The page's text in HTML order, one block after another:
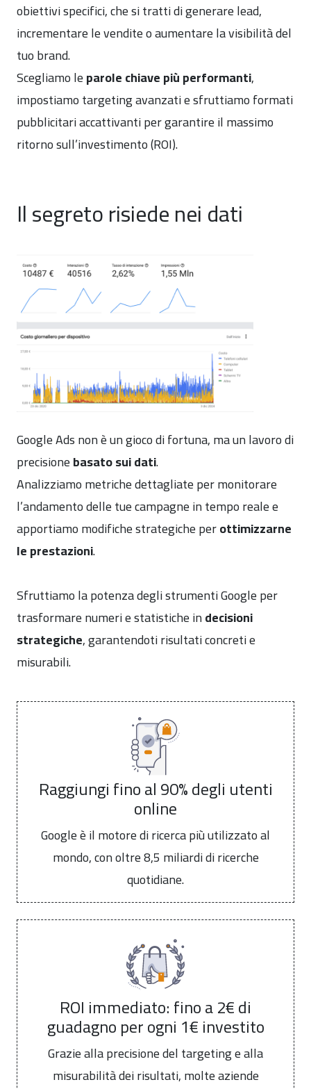
obiettivi specifici, che si tratti di generare lead,
incrementare le vendite o aumentare la visibilità del
tuo brand.
Scegliamo leparole chiave più performanti,
impostiamo targeting avanzati e sfruttiamo formati
pubblicitari accattivanti per garantire il massimo
ritorno sull’investimento (ROI).
Il segreto risiede nei dati
Google Ads non è un gioco di fortuna, ma un lavoro di
precisionebasato sui dati.
Analizziamo metriche dettagliate per monitorare
l’andamento delle tue campagne in tempo reale e
apportiamo modifiche strategiche perottimizzarne
le prestazioni.
Sfruttiamo la potenza degli strumenti Google per
trasformare numeri e statistiche indecisioni
strategiche, garantendoti risultati concreti e
misurabili.
Raggiungi fino al 90% degli utenti
online
Google è il motore di ricerca più utilizzato al
mondo, con oltre 8,5 miliardi di ricerche
quotidiane.
ROI immediato: fino a 2€ di
guadagno per ogni 1€ investito
Grazie alla precisione del targeting e alla
misurabilità dei risultati, molte aziende